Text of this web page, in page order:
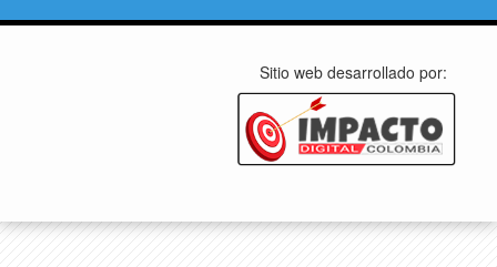
Sitio web desarrollado por: